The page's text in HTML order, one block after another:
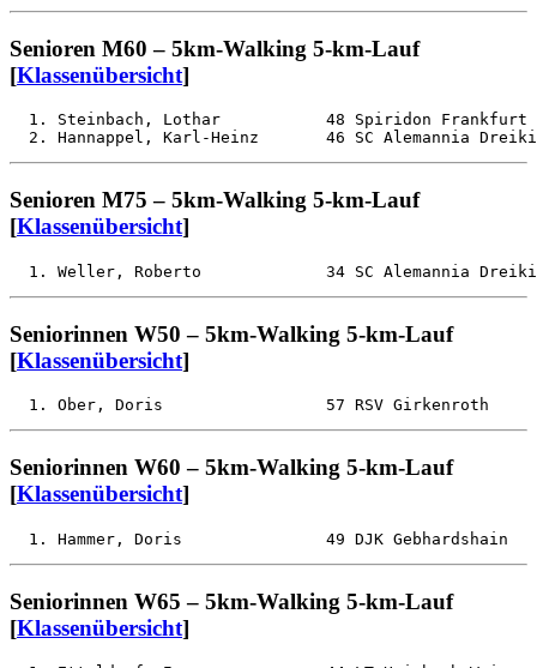
Senioren M60 – 5km-Walking 5-km-Lauf
[Klassenübersicht]
1. Steinbach, Lothar           48 Spiridon Frankfurt
Senioren M75 – 5km-Walking 5-km-Lauf
[Klassenübersicht]
Seniorinnen W50 – 5km-Walking 5-km-Lauf
[Klassenübersicht]
Seniorinnen W60 – 5km-Walking 5-km-Lauf
[Klassenübersicht]
Seniorinnen W65 – 5km-Walking 5-km-Lauf
[Klassenübersicht]